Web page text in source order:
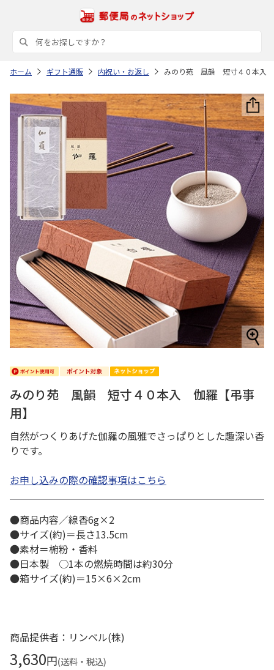
ホーム ギフト通販 内祝い・お返し みのり苑 風韻 短寸４０本入
みのり苑 風韻 短寸４０本入 伽羅【弔事
用】
自然がつくりあげた伽羅の風雅でさっぱりとした趣深い香
りです。
お申し込みの際の確認事項はこちら
●商品内容／線香6g×2
●サイズ(約)＝長さ13.5cm
●素材＝椨粉・香料
●日本製 ○1本の燃焼時間は約30分
●箱サイズ(約)＝15×6×2cm
商品提供者：リンベル(株)
3,630円(送料・税込)